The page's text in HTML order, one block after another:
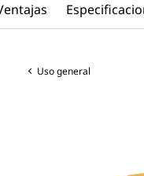
Uso general